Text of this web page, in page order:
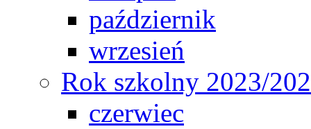
październik
wrzesień
Rok szkolny 2023/
czerwiec